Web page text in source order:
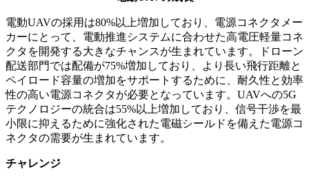
電動UAVの採用は80%以上増加しており、電源コネクタメー
カーにとって、電動推進システムに合わせた高電圧軽量コネ
クタを開発する大きなチャンスが生まれています。ドローン
配送部門では配備が75%増加しており、より長い飛行距離と
ペイロード容量の増加をサポートするために、耐久性と効率
性の高い電源コネクタが必要となっています。UAVへの5G
テクノロジーの統合は55%以上増加しており、信号干渉を最
小限に抑えるために強化された電磁シールドを備えた電源コ
ネクタの需要が生まれています。
チャレンジ